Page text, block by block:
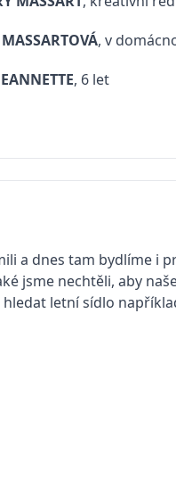
, v
, 6 let
a dnes tam bydlíme i
jsme nechtěli, aby
letní sídlo